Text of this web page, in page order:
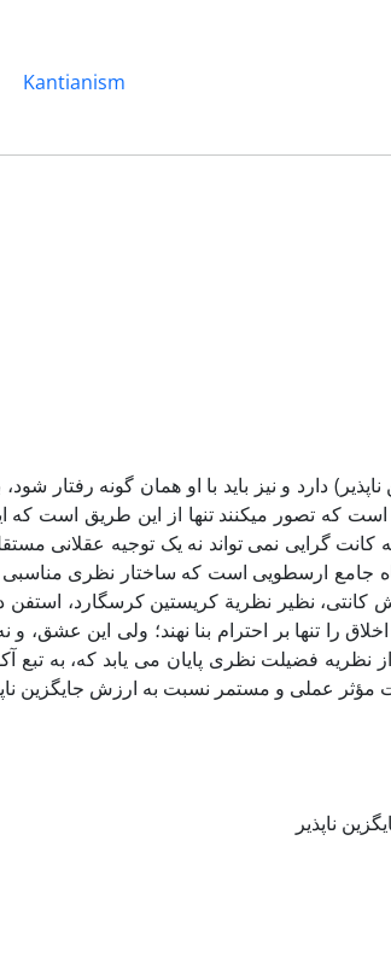
Kantianism
دارد و نیز باید با او همان گونه رفتار
است که تصور می­کنند تنها از این طریق است
کانت گرایی نمی تواند نه یک توجیه عقلانی
جامع ارسطویی است که ساختار نظری مناسبی
کانتی، نظیر نظریة کریستین کرسگارد،
را تنها بر احترام بنا نهند؛ ولی این عشق،
نظریه فضیلت نظری پایان می یابد که، به
مؤثر عملی و مستمر نسبت به ارزش جایگزین
ناپذیر